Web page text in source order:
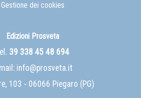
Gestione dei cookies
Edizioni Prosveta
39 338 45 48 694
info@prosveta.it
103 - 06066 Piegaro (PG)